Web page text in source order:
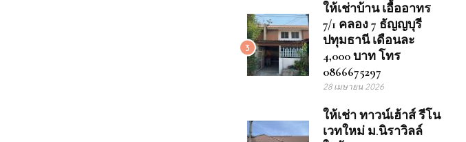
3
ให้เช่าบ้าน เอื้ออาทร
7/1 คลอง 7 ธัญญบุรี
ปทุมธานี เดือนละ
4,000 บาท โทร
0866675297
28 เมษายน 2026
ให้เช่า ทาวน์เฮ้าส์ รีโน
เวทใหม่ ม.นิราวิลล์